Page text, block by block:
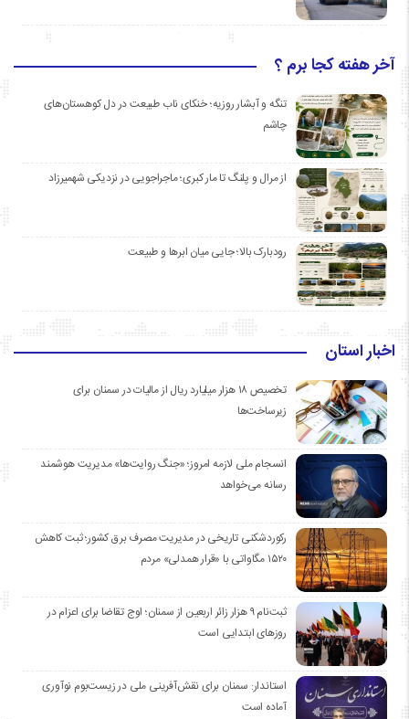
آخر هفته کجا برم ؟
تنگه و آبشار روزیه؛ خنکای ناب طبیعت در دل کوهستان‌های
چاشم
از مرال و پلنگ تا مار کبری؛ ماجراجویی در نزدیکی شهمیرزاد
رودبارک بالا؛ جایی میان ابرها و طبیعت
اخبار استان
تخصیص ۱۸ هزار میلیارد ریال از مالیات در سمنان برای
زیرساخت‌ها
انسجام ملی لازمه امروز؛ «جنگ روایت‌ها» مدیریت هوشمند
رسانه می‌خواهد
رکوردشکنی تاریخی در مدیریت مصرف برق کشور؛ ثبت کاهش
۱۵۲۰ مگاواتی با «قرار همدلی» مردم
ثبت‌نام ۹ هزار زائر اربعین از سمنان؛ اوج تقاضا برای اعزام در
روزهای ابتدایی است
استاندار: سمنان برای نقش‌آفرینی ملی در زیست‌بوم نوآوری
آماده است